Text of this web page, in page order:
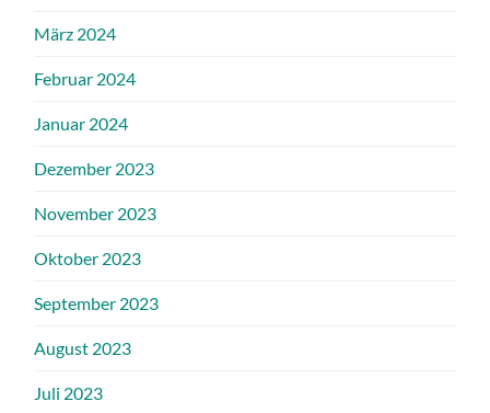
März 2024
Februar 2024
Januar 2024
Dezember 2023
November 2023
Oktober 2023
September 2023
August 2023
Juli 2023